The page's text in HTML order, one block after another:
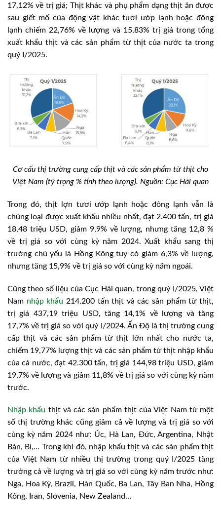
17,12% về trị giá; Thịt khác và phụ phẩm dạng thịt ăn được
sau giết mổ của động vật khác tươi ướp lạnh hoặc đông
lạnh chiếm 22,76% về lượng và 15,83% trị giá trong tổng
xuất khẩu thịt và các sản phẩm từ thịt của nước ta trong
quý I/2025.
Cơ cấu thị trường cung cấp thịt và các sản phẩm từ thịt cho
Việt Nam (tỷ trọng % tính theo lượng). Nguồn: Cục Hải quan
Trong đó, thịt lợn tươi ướp lạnh hoặc đông lạnh vẫn là
chủng loại được xuất khẩu nhiều nhất, đạt 2.400 tấn, trị giá
18,48 triệu USD, giảm 9,9% về lượng, nhưng tăng 12,8 %
về trị giá so với cùng kỳ năm 2024. Xuất khẩu sang thị
trường chủ yếu là Hồng Kông tuy có giảm 6,3% về lượng,
nhưng tăng 15,9% về trị giá so với cùng kỳ năm ngoái.
Cũng theo số liệu của Cục Hải quan, trong quý I/2025, Việt
Nam nhập khẩu 214.200 tấn thịt và các sản phẩm từ thịt,
trị giá 437,19 triệu USD, tăng 14,1% về lượng và tăng
17,7% về trị giá so với quý I/2024. Ấn Độ là thị trường cung
cấp thịt và các sản phẩm từ thịt lớn nhất cho nước ta,
chiếm 19,77% lượng thịt và các sản phẩm từ thịt nhập khẩu
của cả nước, đạt 42.300 tấn, trị giá 144,98 triệu USD, giảm
19,7% về lượng và giảm 11,8% về trị giá so với cùng kỳ năm
trước.
Nhập khẩu thịt và các sản phẩm thịt của Việt Nam từ một
số thị trường khác cũng giảm cả về lượng và trị giá so với
cùng kỳ năm 2024 như: Úc, Hà Lan, Đức, Argentina, Nhật
Bản, Bỉ,… Trong khi đó, nhập khẩu thịt và các sản phẩm thịt
của Việt Nam từ nhiều thị trường trong quý I/2025 tăng
trưởng cả về lượng và trị giá so với cùng kỳ năm trước như:
Nga, Hoa Kỳ, Brazil, Hàn Quốc, Ba Lan, Tây Ban Nha, Hồng
Kông, Iran, Slovenia, New Zealand…